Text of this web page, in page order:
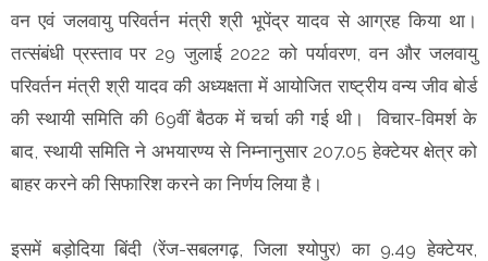
वन एवं जलवायु परिवर्तन मंत्री श्री भूपेंद्र यादव से आग्रह किया था।
तत्संबंधी प्रस्ताव पर 29 जुलाई 2022 को पर्यावरण, वन और जलवायु
परिवर्तन मंत्री श्री यादव की अध्यक्षता में आयोजित राष्ट्रीय वन्य जीव बोर्ड
की स्थायी समिति की 69वीं बैठक में चर्चा की गई थी। विचार-विमर्श के
बाद, स्थायी समिति ने अभयारण्य से निम्नानुसार 207.05 हेक्टेयर क्षेत्र को
बाहर करने की सिफारिश करने का निर्णय लिया है।
इसमें बड़ोदिया बिंदी (रेंज-सबलगढ़, जिला श्योपुर) का 9.49 हेक्टेयर,